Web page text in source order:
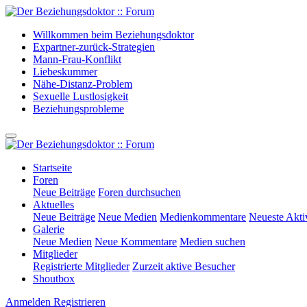
Willkommen beim Beziehungsdoktor
Expartner-zurück-Strategien
Mann-Frau-Konflikt
Liebeskummer
Nähe-Distanz-Problem
Sexuelle Lustlosigkeit
Beziehungsprobleme
Startseite
Foren
Neue Beiträge Foren durchsuchen
Aktuelles
Neue Beiträge Neue Medien Medienkommentare Neueste
Galerie
Neue Medien Neue Kommentare Medien suchen
Mitglieder
Registrierte Mitglieder Zurzeit aktive Besucher
Shoutbox
Anmelden Registrieren